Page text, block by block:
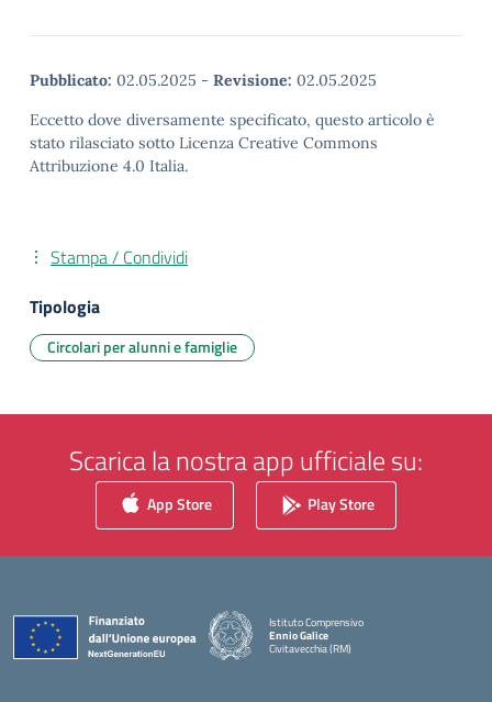
Pubblicato: 02.05.2025 - Revisione: 02.05.2025
Eccetto dove diversamente specificato, questo articolo è
stato rilasciato sotto Licenza Creative Commons
Attribuzione 4.0 Italia.
Stampa / Condividi
Tipologia
Circolari per alunni e famiglie
Scarica la nostra app ufficiale su:
App Store Play Store
Istituto Comprensivo
Ennio Galice
Civitavecchia (RM)